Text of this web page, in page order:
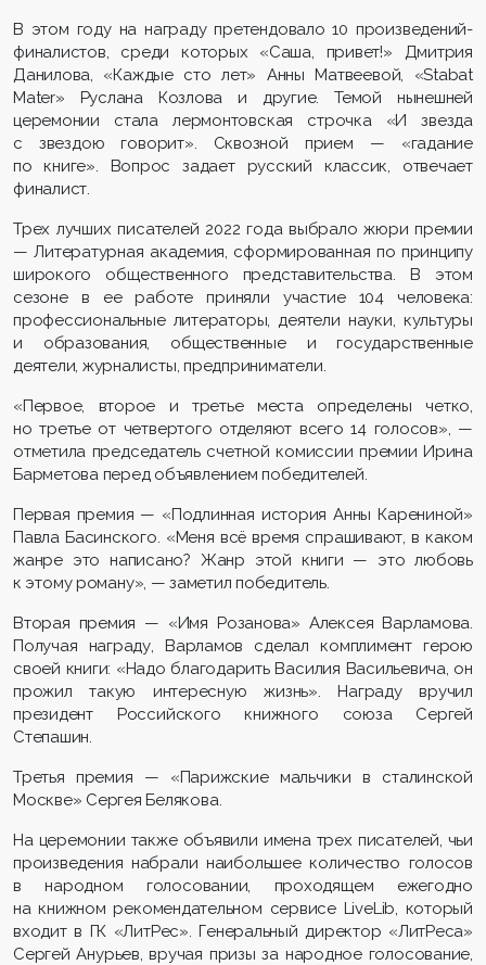
В этом году на награду претендовало 10 произведений-
финалистов, среди которых «Саша, привет!» Дмитрия
Данилова, «Каждые сто лет» Анны Матвеевой, «Stabat
Mater» Руслана Козлова и другие. Темой нынешней
церемонии стала лермонтовская строчка «И звезда
с звездою говорит». Сквозной прием — «гадание
по книге». Вопрос задает русский классик, отвечает
финалист.
Трех лучших писателей 2022 года выбрало жюри премии
— Литературная академия, сформированная по принципу
широкого общественного представительства. В этом
сезоне в ее работе приняли участие 104 человека:
профессиональные литераторы, деятели науки, культуры
и образования, общественные и государственные
деятели, журналисты, предприниматели.
«Первое, второе и третье места определены четко,
но третье от четвертого отделяют всего 14 голосов», —
отметила председатель счетной комиссии премии Ирина
Барметова перед объявлением победителей.
Первая премия — «Подлинная история Анны Карениной»
Павла Басинского. «Меня всё время спрашивают, в каком
жанре это написано? Жанр этой книги — это любовь
к этому роману», — заметил победитель.
Вторая премия — «Имя Розанова» Алексея Варламова.
Получая награду, Варламов сделал комплимент герою
своей книги: «Надо благодарить Василия Васильевича, он
прожил такую интересную жизнь». Награду вручил
президент Российского книжного союза Сергей
Степашин.
Третья премия — «Парижские мальчики в сталинской
Москве» Сергея Белякова.
На церемонии также объявили имена трех писателей, чьи
произведения набрали наибольшее количество голосов
в народном голосовании, проходящем ежегодно
на книжном рекомендательном сервисе LiveLib, который
входит в ГК «ЛитРес». Генеральный директор «ЛитРеса»
Сергей Анурьев, вручая призы за народное голосование,